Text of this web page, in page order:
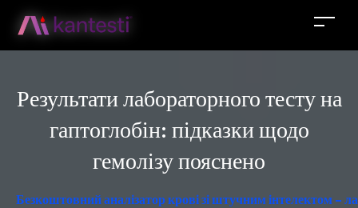
Результати лабораторного тесту на
гаптоглобін: підказки щодо
гемолізу пояснено
Безкоштовний аналізатор крові зі штучним інтелектом –